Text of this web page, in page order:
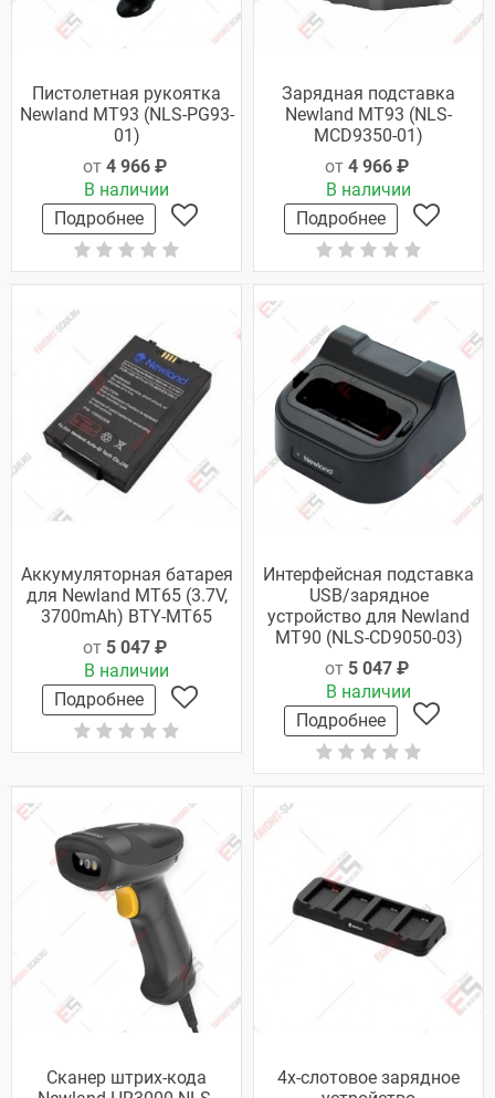
Пистолетная рукоятка
Newland MT93 (NLS-PG93-
01)
от 4 966 ₽
В наличии
Подробнее
Зарядная подставка
Newland MT93 (NLS-
MCD9350-01)
от 4 966 ₽
В наличии
Подробнее
Аккумуляторная батарея
для Newland MT65 (3.7V,
3700mAh) BTY-MT65
от 5 047 ₽
В наличии
Подробнее
Интерфейсная подставка
USB/зарядное
устройство для Newland
MT90 (NLS-CD9050-03)
от 5 047 ₽
В наличии
Подробнее
Сканер штрих-кода
4х-слотовое зарядное